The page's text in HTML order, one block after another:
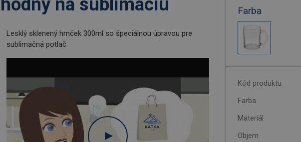
Lesklý sklenený hrnček 300ml so špeciálnou úpravou pre
sublimačná potlač.
Farba
Kód produktu
Farba
Materiál
Objem